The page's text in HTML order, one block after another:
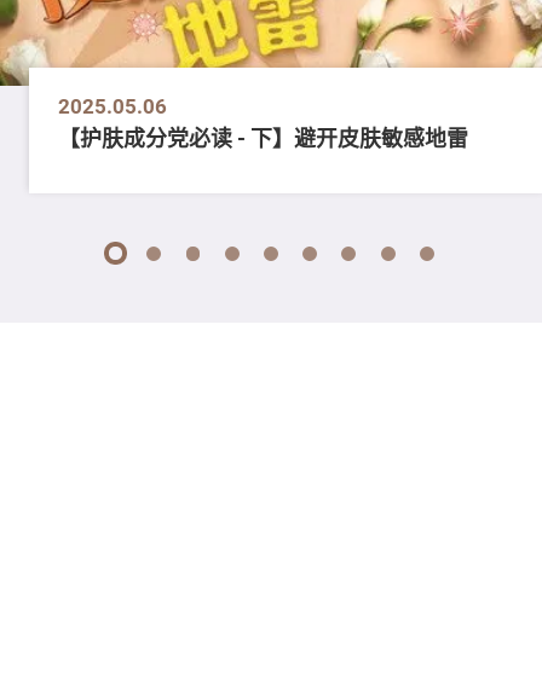
2025.05.06
【护肤成分党必读 - 下】避开皮肤敏感地雷
1 2 3 4 5 6 7 8 9